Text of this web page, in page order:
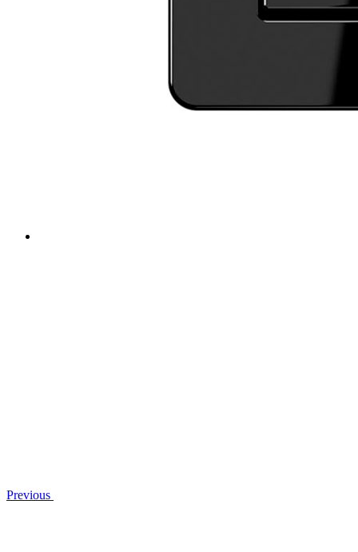
Previous